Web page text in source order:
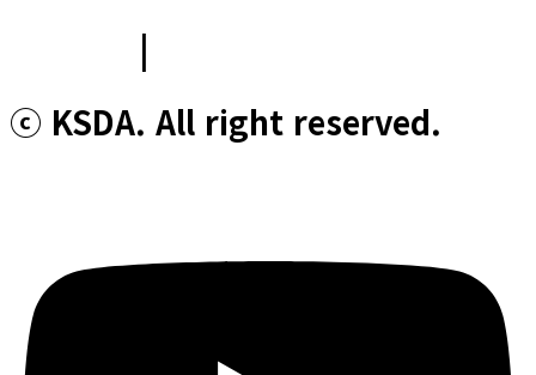
|
ⓒ KSDA. All right reserved.